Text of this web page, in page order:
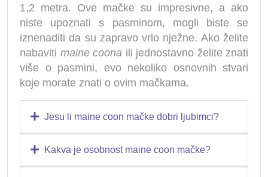
1,2 metra. Ove mačke su impresivne, a ako
niste upoznati s pasminom, mogli biste se
iznenaditi da su zapravo vrlo nježne. Ako želite
nabaviti maine coona ili jednostavno želite znati
više o pasmini, evo nekoliko osnovnih stvari
koje morate znati o ovim mačkama.
Jesu li maine coon mačke dobri ljubimci?
Kakva je osobnost maine coon mačke?